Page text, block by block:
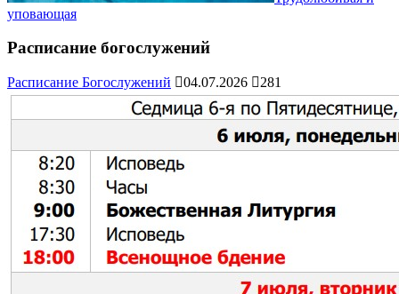
уповающая
Расписание богослужений
Расписание Богослужений 04.07.2026 281